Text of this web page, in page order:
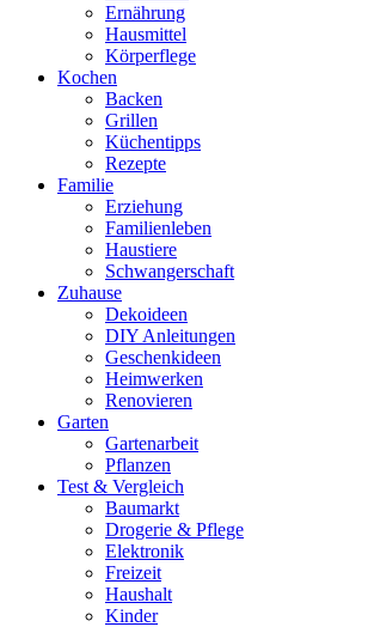
Ernährung
Hausmittel
Körperflege
Kochen
Backen
Grillen
Küchentipps
Rezepte
Familie
Erziehung
Familienleben
Haustiere
Schwangerschaft
Zuhause
Dekoideen
DIY Anleitungen
Geschenkideen
Heimwerken
Renovieren
Garten
Gartenarbeit
Pflanzen
Test & Vergleich
Baumarkt
Drogerie & Pflege
Elektronik
Freizeit
Haushalt
Kinder